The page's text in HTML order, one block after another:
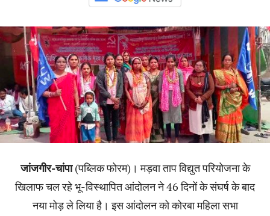
जांजगीर-चांपा(पब्लिक फोरम)। मड़वा ताप विद्युत परियोजना के
खिलाफ चल रहे भू-विस्थापित आंदोलन ने 46 दिनों के संघर्ष के बाद
नया मोड़ ले लिया है। इस आंदोलन को कोरबा महिला सभा